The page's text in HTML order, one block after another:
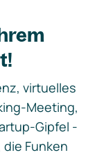
virtuelles
Meeting,
Gipfel -
Funken